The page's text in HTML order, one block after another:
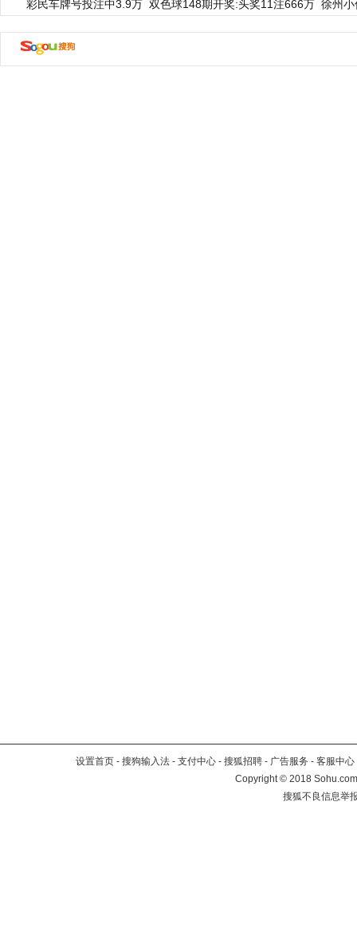
彩民车牌号投注中3.9万 双色球148期开奖:头奖11注666万 徐州
设置首页 - 搜狗输入法 - 支付中心 - 搜狐招聘 - 广告服务 - 客服中心
Copyright©2018
搜狐不良信息举